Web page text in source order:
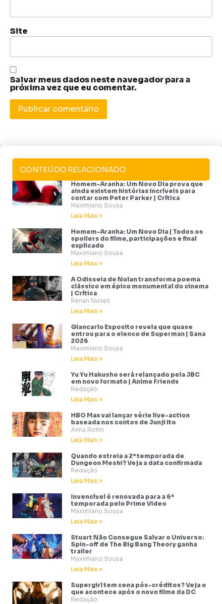
Site
Salvar meus dados neste navegador para a
próxima vez que eu comentar.
CONTEÚDO RELACIONADO
Homem-Aranha: Um Novo Dia prova que
ainda existem histórias incríveis para
contar com Peter Parker | Crítica
Maximiano Sousa
Leia Mais »
Homem-Aranha: Um Novo Dia | Todos os
spoilers do filme, participações e final
explicado
Maximiano Sousa
Leia Mais »
A Odisseia de Nolan transforma poema
clássico em épico monumental do cinema
| Crítica
Renan Nunes
Leia Mais »
Giancarlo Esposito revela que quase
entrou para o elenco de Superman | Sana
2026
Maximiano Sousa
Leia Mais »
Yu Yu Hakusho será relançado pela JBC
em novo formato | Anime Friends
Redação
Leia Mais »
HBO Max vai lançar série live-action
baseada nos contos de Junji Ito
Anna Rolim
Leia Mais »
Quando estreia a 2ª temporada de
Dungeon Meshi? Veja a data confirmada
Redação
Leia Mais »
Invencível é renovada para a 6ª
temporada pelo Prime Video
Maximiano Sousa
Leia Mais »
Stuart Não Consegue Salvar o Universo:
Spin-off de The Big Bang Theory ganha
trailer
Maximiano Sousa
Leia Mais »
Supergirl tem cena pós-créditos? Veja o
que acontece após o novo filme da DC
Redação